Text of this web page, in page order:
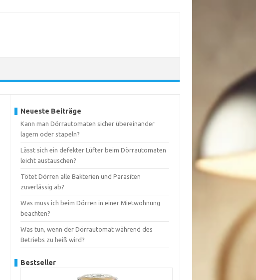
Neueste Beiträge
Kann man Dörrautomaten sicher übereinander
lagern oder stapeln?
Lässt sich ein defekter Lüfter beim Dörrautomaten
leicht austauschen?
Tötet Dörren alle Bakterien und Parasiten
zuverlässig ab?
Was muss ich beim Dörren in einer Mietwohnung
beachten?
Was tun, wenn der Dörrautomat während des
Betriebs zu heiß wird?
Bestseller